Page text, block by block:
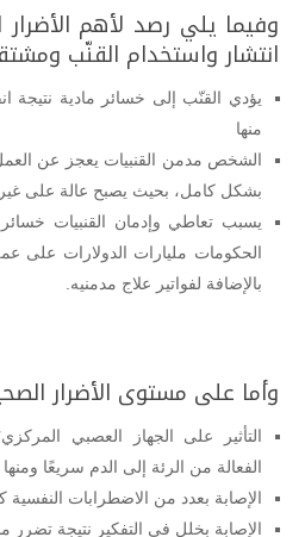
وفيما يلي رصد لأهم الأضرار
انتشار واستخدام القنّب
يؤدي القنّب إلى خسائر مادية نتيجة
منها
الشخص مدمن القنبيات يعجز عن
بشكل كامل، بحيث يصبح عالة على
يسبب تعاطي وإدمان القنبيات
الحكومات مليارات الدولارات على
بالإضافة لفواتير علاج مدمنيه.
وأما على مستوى الأضرار
التأثير على الجهاز العصبي
الفعالة من الرئة إلى الدم سريعًا
الإصابة بعدد من الاضطرابات النفسية
الإصابة بخلل في التفكير نتيجة تضرر